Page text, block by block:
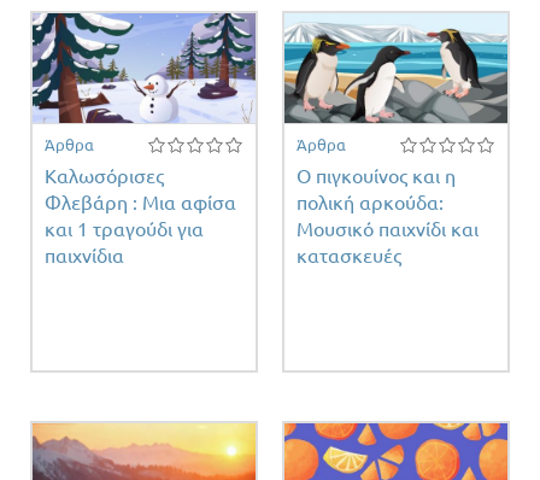
Άρθρα
Καλωσόρισες
Φλεβάρη : Μια αφίσα
και 1 τραγούδι για
παιχνίδια
Άρθρα
Ο πιγκουίνος και η
πολική αρκούδα:
Μουσικό παιχνίδι και
κατασκευές